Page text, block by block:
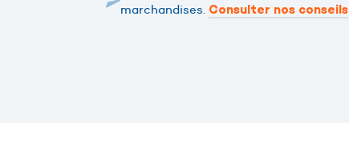
marchandises. Consulter nos conseils